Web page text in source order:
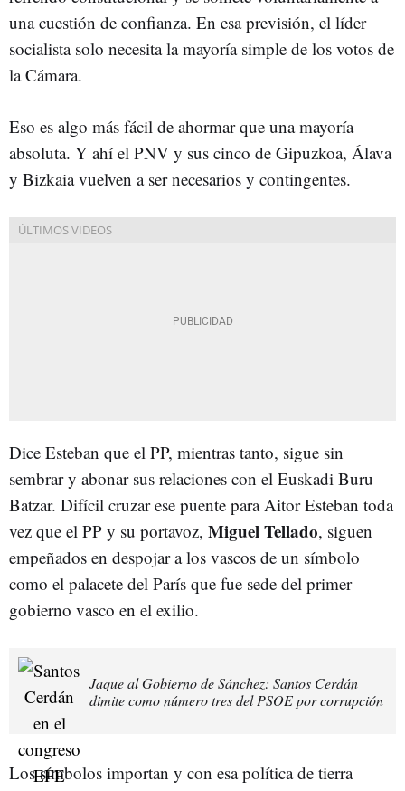
una cuestión de confianza. En esa previsión, el líder
socialista solo necesita la mayoría simple de los votos de
la Cámara.
Eso es algo más fácil de ahormar que una mayoría
absoluta. Y ahí el PNV y sus cinco de Gipuzkoa, Álava
y Bizkaia vuelven a ser necesarios y contingentes.
Dice Esteban que el PP, mientras tanto, sigue sin
sembrar y abonar sus relaciones con el Euskadi Buru
Batzar. Difícil cruzar ese puente para Aitor Esteban toda
vez que el PP y su portavoz, Miguel Tellado, siguen
empeñados en despojar a los vascos de un símbolo
como el palacete del París que fue sede del primer
gobierno vasco en el exilio.
Jaque al Gobierno de Sánchez: Santos Cerdán
dimite como número tres del PSOE por corrupción
Los símbolos importan y con esa política de tierra